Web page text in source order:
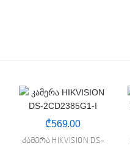
₾569.00
კამერა HIKVISION DS-